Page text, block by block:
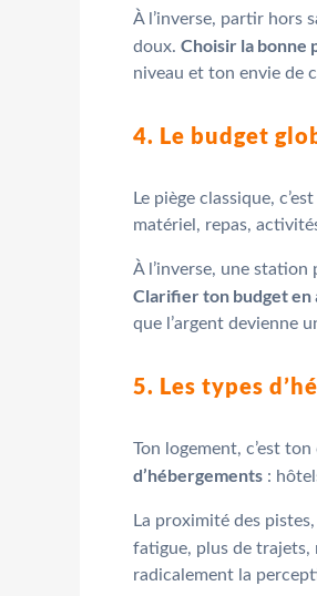
À l’inverse, partir hors
doux. Choisir la bonne
niveau et ton envie de
4. Le budget
Le piège classique,
matériel, repas,
À l’inverse, une station
Clarifier ton budget en
que l’argent devienne
5. Les types
Ton logement, c’est
d’hébergements :
La proximité des
fatigue, plus de trajets,
radicalement la